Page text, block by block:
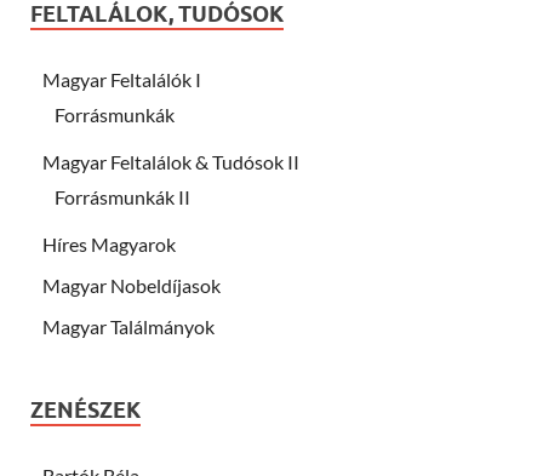
FELTALÁLOK, TUDÓSOK
Magyar Feltalálók I
Forrásmunkák
Magyar Feltalálok & Tudósok II
Forrásmunkák II
Híres Magyarok
Magyar Nobeldíjasok
Magyar Találmányok
ZENÉSZEK